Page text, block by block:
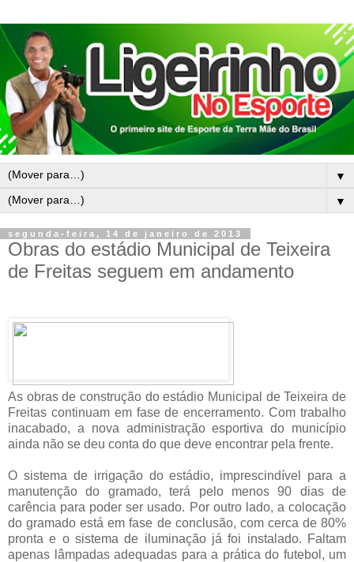
▼
▼
segunda-feira, 14 de janeiro de 2013
Obras do estádio Municipal de Teixeira
de Freitas seguem em andamento
As obras de construção do estádio Municipal de Teixeira de
Freitas continuam em fase de encerramento. Com trabalho
inacabado, a nova administração esportiva do município
ainda não se deu conta do que deve encontrar pela frente.
O sistema de irrigação do estádio, imprescindível para a
manutenção do gramado, terá pelo menos 90 dias de
carência para poder ser usado. Por outro lado, a colocação
do gramado está em fase de conclusão, com cerca de 80%
pronta e o sistema de iluminação já foi instalado. Faltam
apenas lâmpadas adequadas para a prática do futebol, um